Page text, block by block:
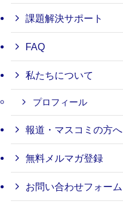
課題解決サポート
FAQ
私たちについて
プロフィール
報道・マスコミの方へ
無料メルマガ登録
お問い合わせフォーム